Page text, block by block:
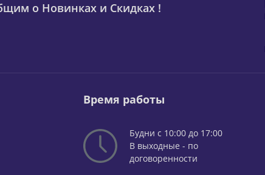
о Новинках и Скидках !
Время работы
Будни с 10:00 до 17:00
В выходные - по
договоренности